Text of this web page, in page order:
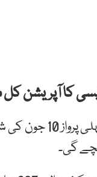
کا آپریشن